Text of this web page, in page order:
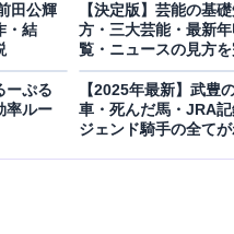
田公輝
・結
【決定版】芸能の基
方・三大芸能・最新
覧・ニュースの見方
ーぷる
率ルー
【2025年最新】武豊
車・死んだ馬・JRA
ジェンド騎手の全て